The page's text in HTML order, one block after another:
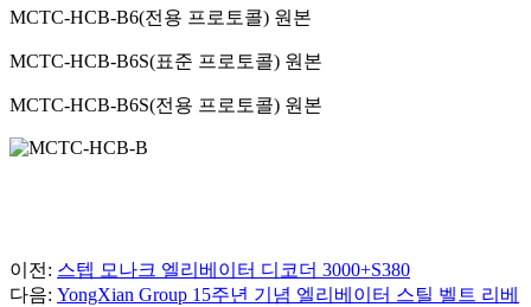
MCTC-HCB-B6(전용 프로토콜) 원본
MCTC-HCB-B6S(표준 프로토콜) 원본
MCTC-HCB-B6S(전용 프로토콜) 원본
이전: 스텝 모나크 엘리베이터 디코더 3000+S380
다음: YongXian Group 15주년 기념 엘리베이터 스틸 벨트 리베